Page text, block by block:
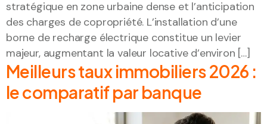
stratégique en zone urbaine dense et l’anticipation
des charges de copropriété. L’installation d’une
borne de recharge électrique constitue un levier
majeur, augmentant la valeur locative d’environ […]
Meilleurs taux immobiliers 2026 :
le comparatif par banque